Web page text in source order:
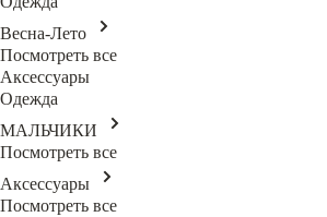
Весна-Лето
Посмотреть все
Аксессуары
Одежда
МАЛЬЧИКИ
Посмотреть все
Аксессуары
Посмотреть все